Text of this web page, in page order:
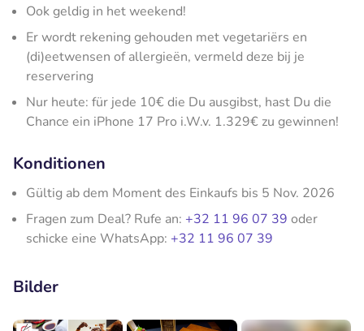
Ook geldig in het weekend!
Er wordt rekening gehouden met vegetariërs en
(di)eetwensen of allergieën, vermeld deze bij je
reservering
Nur heute: für jede 10€ die Du ausgibst, hast Du die
Chance ein iPhone 17 Pro i.W.v. 1.329€ zu gewinnen!
Konditionen
Gültig ab dem Moment des Einkaufs bis 5 Nov. 2026
Fragen zum Deal? Rufe an: +32 11 96 07 39 oder
schicke eine WhatsApp: +32 11 96 07 39
Bilder